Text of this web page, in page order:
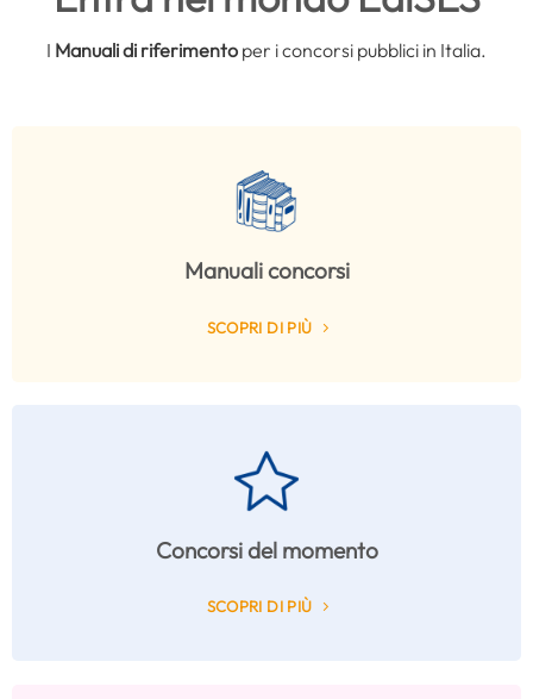
I Manuali di riferimento per i concorsi pubblici in Italia.
Manuali concorsi
SCOPRI DI PIÙ
Concorsi del momento
SCOPRI DI PIÙ